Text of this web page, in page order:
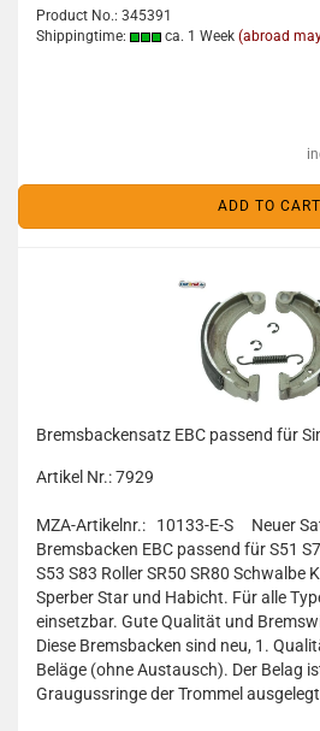
Product No.: 345391
Shippingtime:
ca. 1 Week (abroad
ADD TO CART
Bremsbackensatz EBC passend für
Artikel Nr.: 7929
MZA-Artikelnr.: 10133-E-S
Neuer
Bremsbacken EBC passend für S51
S53 S83 Roller SR50 SR80 Schwalbe
Sperber Star und Habicht. Für alle
einsetzbar. Gute Qualität und
Diese Bremsbacken sind neu, 1.
Beläge (ohne Austausch). Der Belag
Graugussringe der Trommel